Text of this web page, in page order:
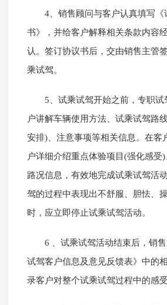
4、销售顾问与客户认真填写《
书》，并给客户解释相关条款内容
认。签订协议书后，交由销售主管
乘试驾。
5、试乘试驾开始之前，专职
户讲解车辆使用方法、试乘试驾路
安排)、注意事项等相关信息。在客
户详细介绍重点体验项目(强化感受
路况信息，有效地完成试乘试驾活
驾的过程中表现出不舒服、胆怯、
时，应立即停止试乘试驾活动。
6 、试乘试驾活动结束后，销
试驾客户信息及意见反馈表》中的
录客户对整个试乘试驾过程中的感受